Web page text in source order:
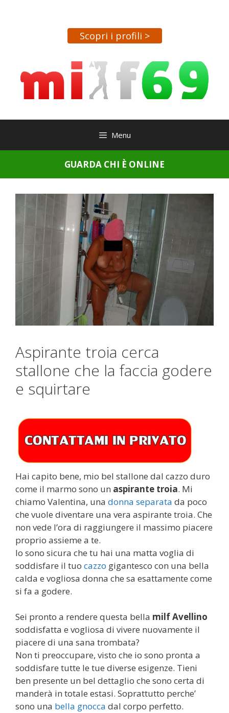
Scopri i profili >
Menu
GUARDA CHI È ONLINE
Aspirante troia cerca
stallone che la faccia godere
e squirtare
Hai capito bene, mio bel stallone dal cazzo duro
come il marmo sono un aspirante troia. Mi
chiamo Valentina, una donna separata da poco
che vuole diventare una vera aspirante troia. Che
non vede l’ora di raggiungere il massimo piacere
proprio assieme a te.
Io sono sicura che tu hai una matta voglia di
soddisfare il tuo cazzo gigantesco con una bella
calda e vogliosa donna che sa esattamente come
si fa a godere.
Sei pronto a rendere questa bella milf Avellino
soddisfatta e vogliosa di vivere nuovamente il
piacere di una sana trombata?
Non ti preoccupare, visto che io sono pronta a
soddisfare tutte le tue diverse esigenze. Tieni
ben presente un bel dettaglio che sono certa di
manderà in totale estasi. Soprattutto perche’
sono una bella gnocca dal corpo perfetto.